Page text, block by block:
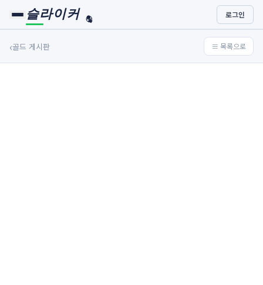
슬라이커 🏀
⚾ 로그인
‹골드 게시판 ≡ 목록으로